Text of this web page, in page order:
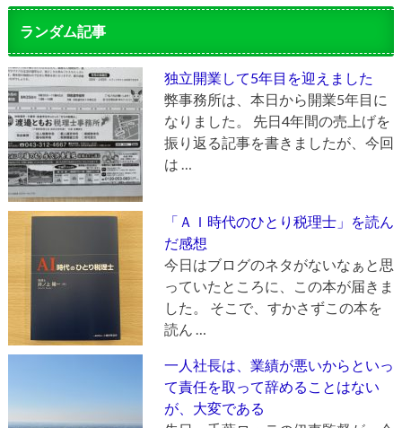
ランダム記事
独立開業して5年目を迎えました
弊事務所は、本日から開業5年目に
なりました。 先日4年間の売上げを
振り返る記事を書きましたが、今回
は …
「ＡＩ時代のひとり税理士」を読ん
だ感想
今日はブログのネタがないなぁと思
っていたところに、この本が届きま
した。 そこで、すかさずこの本を
読ん …
一人社長は、業績が悪いからといっ
て責任を取って辞めることはない
が、大変である